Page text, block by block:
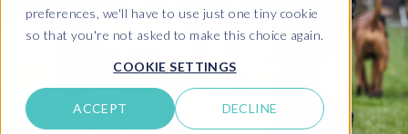
preferences, we'll have to use just one tiny cookie
so that you're not asked to make this choice again.
COOKIE SETTINGS
ACCEPT DECLINE